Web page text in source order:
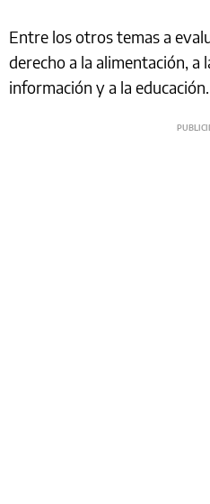
Entre los otros temas a
derecho a la alimentación, a
información y a la educación.